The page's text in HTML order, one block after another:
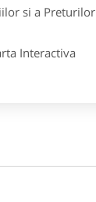
si a Preturilor
Interactiva